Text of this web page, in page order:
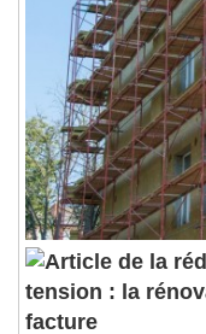
Playback
Chapters
Descriptions
Subtitles
settings
Audio Track
tension : la